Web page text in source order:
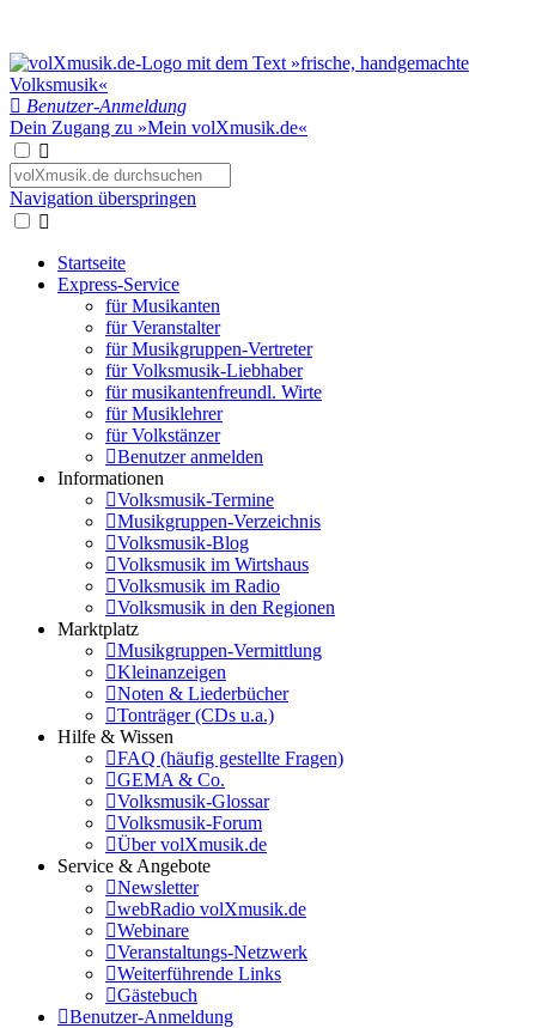
Benutzer-Anmeldung
Dein Zugang zu »Mein volXmusik.de«
Navigation überspringen
Startseite
Express-Service
für Musikanten
für Veranstalter
für Musikgruppen-Vertreter
für Volksmusik-Liebhaber
für musikantenfreundl. Wirte
für Musiklehrer
für Volkstänzer
Benutzer anmelden
Informationen
Volksmusik-Termine
Musikgruppen-Verzeichnis
Volksmusik-Blog
Volksmusik im Wirtshaus
Volksmusik im Radio
Volksmusik in den Regionen
Marktplatz
Musikgruppen-Vermittlung
Kleinanzeigen
Noten & Liederbücher
Tonträger (CDs u.a.)
Hilfe & Wissen
FAQ (häufig gestellte Fragen)
GEMA & Co.
Volksmusik-Glossar
Volksmusik-Forum
Über volXmusik.de
Service & Angebote
Newsletter
webRadio volXmusik.de
Webinare
Veranstaltungs-Netzwerk
Weiterführende Links
Gästebuch
Benutzer-Anmeldung